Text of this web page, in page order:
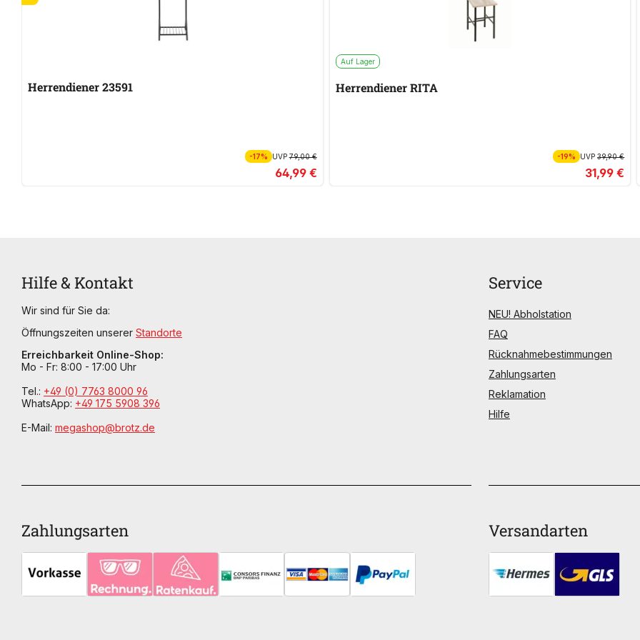
Herrendiener 23591
-17% UVP79,00 €
64,99 €
Auf Lager
Herrendiener RITA
-19% UVP39,90 €
31,99 €
Hilfe & Kontakt
Wir sind für Sie da:
Öffnungszeiten unserer Standorte
Erreichbarkeit Online-Shop:
Mo - Fr: 8:00 - 17:00 Uhr
Tel.: +49 (0) 7763 8000 96
WhatsApp: +49 175 5908 396
E-Mail: megashop@brotz.de
Zahlungsarten Versandarten
Service
NEU! Abholstation
FAQ
Rücknahmebestimmungen
Zahlungsarten
Reklamation
Hilfe